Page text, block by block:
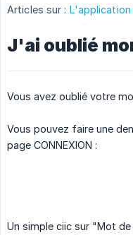
Articles sur : L'application
J'ai oublié
Vous avez oublié votre
Vous pouvez faire une
page CONNEXION :
Un simple ciic sur "Mot